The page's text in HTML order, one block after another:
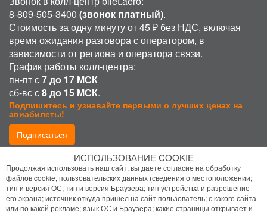
8-809-505-3400 (звонок платный).
Стоимость за одну минуту от 45 ₽ без НДС, включая
время ожидания разговора с оператором, в
зависимости от региона и оператора связи.
График работы колл-центра:
пн-пт с7 до 17 МСК
сб-вс с8 до 15 МСК.
Подпишитесь и узнавайте первыми о лучших ценах на
авиабилеты!
Подписаться
Присоединиться:
ИСПОЛЬЗОВАНИЕ COOKIE
Продолжая использовать наш сайт, вы даете согласие на обработку
файлов cookie, пользовательских данных (сведения о местоположении;
тип и версия ОС; тип и версия Браузера; тип устройства и разрешение
его экрана; источник откуда пришел на сайт пользователь; с какого сайта
или по какой рекламе; язык ОС и Браузера; какие страницы открывает и